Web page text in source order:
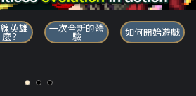
英雄
？
一次全新的體
驗 如何開始遊戲